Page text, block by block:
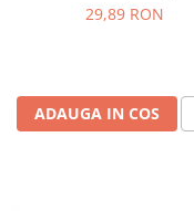
29,89 RON
ADAUGA IN COS